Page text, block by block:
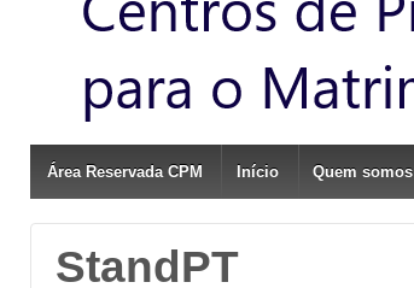
Área Reservada CPM Início Quem somos
StandPT